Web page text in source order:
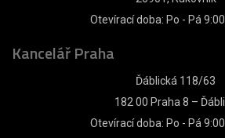
Otevírací doba: Po - Pá
Kancelář Praha
Ďáblická 118/63
182 00 Praha 8 –
Otevírací doba: Po - Pá